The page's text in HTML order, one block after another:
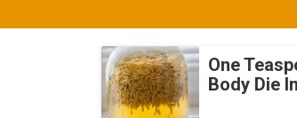
One
Body Die